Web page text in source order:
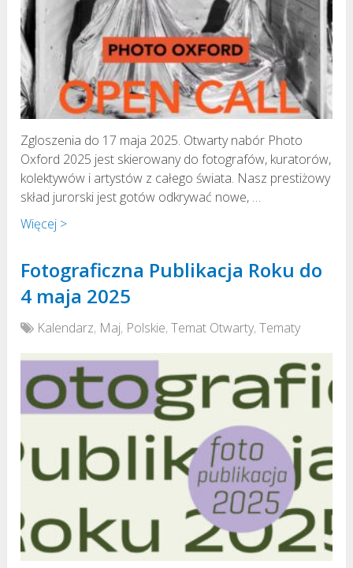
Zgloszenia do 17 maja 2025. Otwarty nabór Photo
Oxford 2025 jest skierowany do fotografów, kuratorów,
kolektywów i artystów z całego świata. Nasz prestiżowy
skład jurorski jest gotów odkrywać nowe, …
Więcej >
Fotograficzna Publikacja Roku do
4 maja 2025
Kalendarz, Maj, Polskie,Temat Otwarty,Tematy